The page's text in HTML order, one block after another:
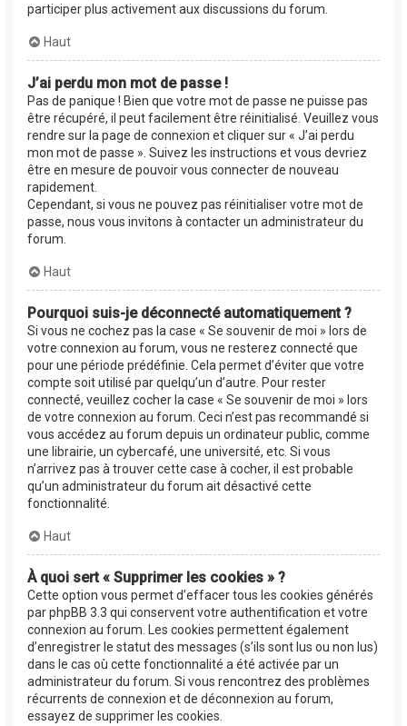
participer plus activement aux discussions du forum.
Haut
J’ai perdu mon mot de passe !
Pas de panique ! Bien que votre mot de passe ne puisse pas
être récupéré, il peut facilement être réinitialisé. Veuillez vous
rendre sur la page de connexion et cliquer sur « J’ai perdu
mon mot de passe ». Suivez les instructions et vous devriez
être en mesure de pouvoir vous connecter de nouveau
rapidement.
Cependant, si vous ne pouvez pas réinitialiser votre mot de
passe, nous vous invitons à contacter un administrateur du
forum.
Haut
Pourquoi suis-je déconnecté automatiquement ?
Si vous ne cochez pas la case « Se souvenir de moi » lors de
votre connexion au forum, vous ne resterez connecté que
pour une période prédéfinie. Cela permet d’éviter que votre
compte soit utilisé par quelqu’un d’autre. Pour rester
connecté, veuillez cocher la case « Se souvenir de moi » lors
de votre connexion au forum. Ceci n’est pas recommandé si
vous accédez au forum depuis un ordinateur public, comme
une librairie, un cybercafé, une université, etc. Si vous
n’arrivez pas à trouver cette case à cocher, il est probable
qu’un administrateur du forum ait désactivé cette
fonctionnalité.
Haut
À quoi sert « Supprimer les cookies » ?
Cette option vous permet d’effacer tous les cookies générés
par phpBB 3.3 qui conservent votre authentification et votre
connexion au forum. Les cookies permettent également
d’enregistrer le statut des messages (s’ils sont lus ou non lus)
dans le cas où cette fonctionnalité a été activée par un
administrateur du forum. Si vous rencontrez des problèmes
récurrents de connexion et de déconnexion au forum,
essayez de supprimer les cookies.